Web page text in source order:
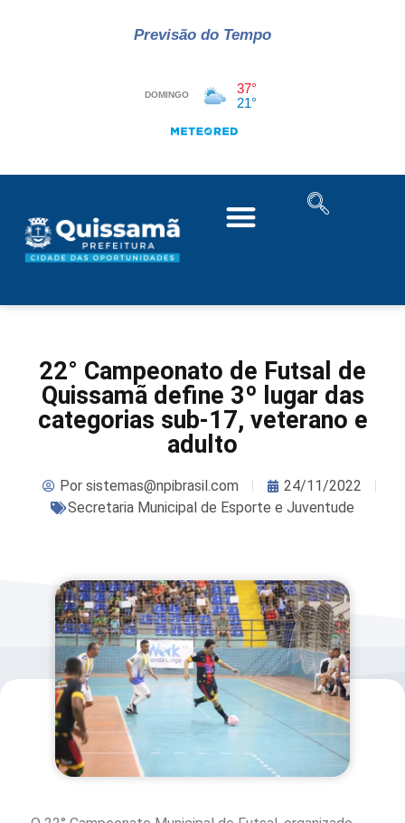
Previsão do Tempo
22° Campeonato de Futsal de
Quissamã define 3º lugar das
categorias sub-17, veterano e
adulto
Por sistemas@npibrasil.com
24/11/2022
Secretaria Municipal de Esporte e Juventude